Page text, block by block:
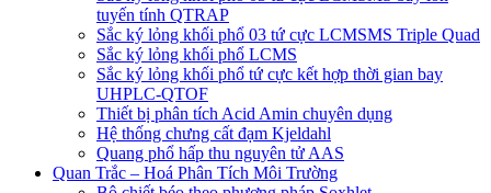
tuyến tính QTRAP
Sắc ký lỏng khối phổ 03 tứ cực LCMSMS Triple Quad
Sắc ký lỏng khối phổ LCMS
Sắc ký lỏng khối phổ tứ cực kết hợp thời gian bay
UHPLC-QTOF
Thiết bị phân tích Acid Amin chuyên dụng
Hệ thống chưng cất đạm Kjeldahl
Quang phổ hấp thu nguyên tử AAS
Quan Trắc – Hoá Phân Tích Môi Trường